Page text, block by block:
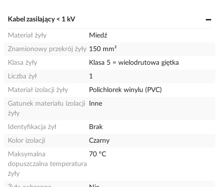
Kabel zasilający < 1 kV
Materiał żyły
Miedź
Znamionowy przekrój żyły 150 mm²
Klasa żyły
Klasa 5 = wielodrutowa giętka
Liczba żył
1
Materiał izolacji żyły
Polichlorek winylu (PVC)
Gatunek materiału izolacji
żyły
Inne
Identyfikacja żył
Brak
Kolor izolacji
Czarny
Maksymalna
dopuszczalna temperatura
żyły
70 °C